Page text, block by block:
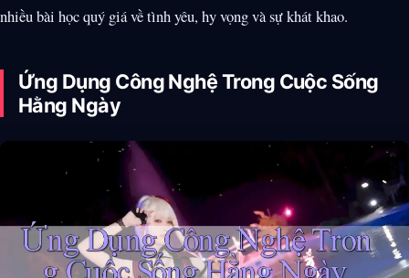
nhiều bài học quý giá về tình yêu, hy vọng và sự khát khao.
Ứng Dụng Công Nghệ Trong Cuộc Sống
Hằng Ngày